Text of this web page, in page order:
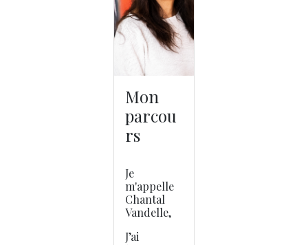
Mon
parcou
rs
Je
m'appelle
Chantal
Vandelle,
J’ai